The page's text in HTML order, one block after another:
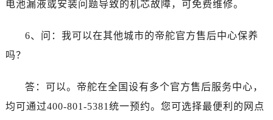
电池漏液或安装问题导致的机芯故障，可免费维修。
6、问：我可以在其他城市的帝舵官方售后中心保养
吗？
答：可以。帝舵在全国设有多个官方售后服务中心，
均可通过400-801-5381统一预约。您可选择最便利的网点